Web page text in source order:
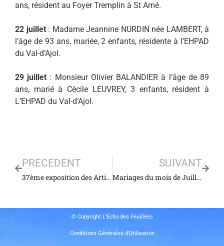
ans, résident au Foyer Tremplin à St Amé.
22 juillet: Madame Jeannine NURDIN née LAMBERT, à
l’âge de 93 ans, mariée, 2 enfants, résidente à l’EHPAD
du Val-d’Ajol.
29 juillet : Monsieur Olivier BALANDIER à l’âge de 89
ans, marié à Cécile LEUVREY, 3 enfants, résident à
L’EHPAD du Val-d’Ajol.
PRECEDENT
37ème exposition des Artistes de la Combeauté
SUIVANT
Mariages du mois de Juillet 2025
© Copyright L’Echo des Feuillées
Conditions Générales d’Utilisation